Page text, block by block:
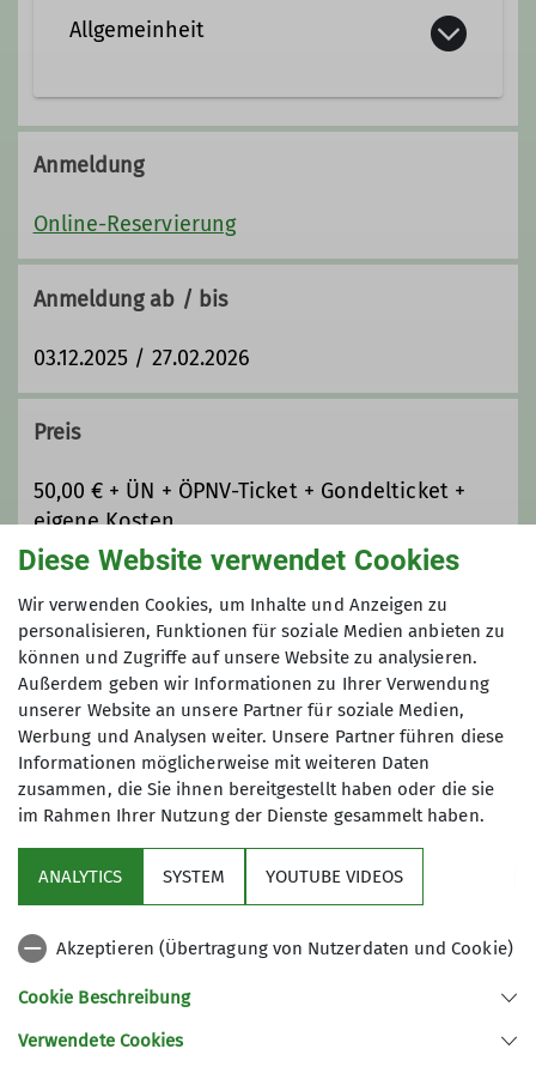
Jugendausschuss
Allgemeinheit
Anmeldung
Online-Reservierung
Anmeldung ab / bis
03.12.2025 / 27.02.2026
Preis
50,00 € + ÜN + ÖPNV-Ticket + Gondelticket +
eigene Kosten
Maximale Teilnehmeranzahl
7
Sektion
Archiv
Sektion Kaufbeuren-Gablonz des Deutschen Alpenvereins e.V.
Diese Website verwendet Cookies
Wir verwenden Cookies, um Inhalte und Anzeigen zu
personalisieren, Funktionen für soziale Medien anbieten zu
können und Zugriffe auf unsere Website zu analysieren.
Außerdem geben wir Informationen zu Ihrer Verwendung
unserer Website an unsere Partner für soziale Medien,
Werbung und Analysen weiter. Unsere Partner führen diese
Informationen möglicherweise mit weiteren Daten
zusammen, die Sie ihnen bereitgestellt haben oder die sie
im Rahmen Ihrer Nutzung der Dienste gesammelt haben.
ANALYTICS SYSTEM YOUTUBE VIDEOS
Akzeptieren (Übertragung von Nutzerdaten und Cookie)
Cookie Beschreibung
Verwendete Cookies